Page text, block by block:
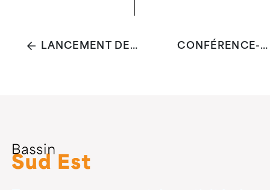
LANCEMENT DE L'ENQUÊTE ARCAD CONFÉRENCE-DÉBAT : DU LOCAL AU GLOBAL - RÉINVENTER LA SANTÉ PUBLIQUE PAR LES TERRITOIRES